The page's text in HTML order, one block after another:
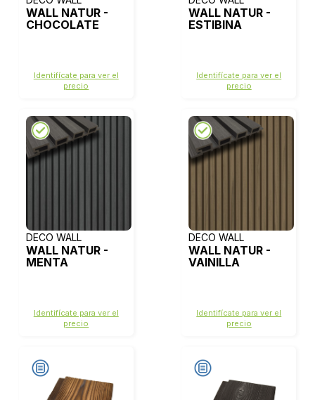
WALL NATUR -
CHOCOLATE
Identifícate para ver el
precio
WALL NATUR -
ESTIBINA
Identifícate para ver el
precio
DECO WALL
WALL NATUR -
MENTA
Identifícate para ver el
precio
DECO WALL
WALL NATUR -
VAINILLA
Identifícate para ver el
precio